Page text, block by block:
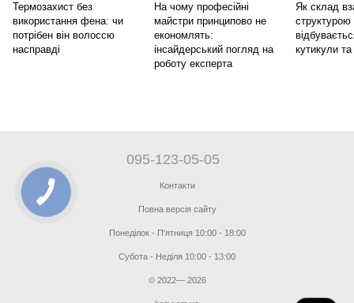
Термозахист без
використання фена: чи
потрібен він волоссю
насправді
На чому професійні
майстри принципово не
економлять:
інсайдерський погляд на
роботу експерта
Як склад
кутикули
095-123-05-05
Контакти
Повна версія сайту
Понеділок - П'ятниця 10:00 - 18:00
Субота - Неділя 10:00 - 13:00
© 2022— 2026